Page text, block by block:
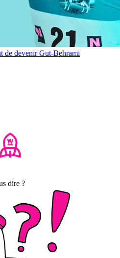
de devenir Gut-Behrami
dire ?